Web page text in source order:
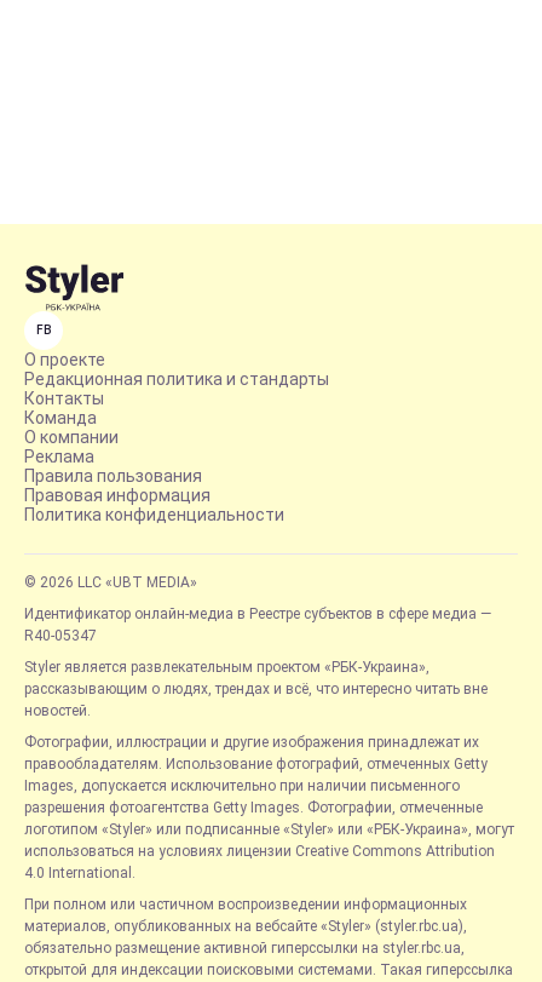
FB
О проекте
Редакционная политика и стандарты
Контакты
Команда
О компании
Реклама
Правила пользования
Правовая информация
Политика конфиденциальности
© 2026 LLC «UBT MEDIA»
Идентификатор онлайн-медиа в Реестре субъектов в сфере медиа —
R40-05347
Styler является развлекательным проектом «РБК-Украина»,
рассказывающим о людях, трендах и всё, что интересно читать вне
новостей.
Фотографии, иллюстрации и другие изображения принадлежат их
правообладателям. Использование фотографий, отмеченных Getty
Images, допускается исключительно при наличии письменного
разрешения фотоагентства Getty Images. Фотографии, отмеченные
логотипом «Styler» или подписанные «Styler» или «РБК-Украина», могут
использоваться на условиях лицензии Creative Commons Attribution
4.0 International.
При полном или частичном воспроизведении информационных
материалов, опубликованных на вебсайте «Styler» (styler.rbc.ua),
обязательно размещение активной гиперссылки на styler.rbc.ua,
открытой для индексации поисковыми системами. Такая гиперссылка